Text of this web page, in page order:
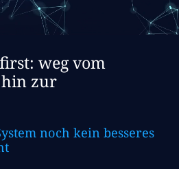
weg vom
hin zur
noch kein besseres